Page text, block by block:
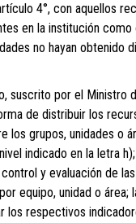
4°, con aquellos
en la institución como
no hayan obtenido
suscrito por el Ministro
de distribuir los
los grupos, unidades o
indicado en la letra
y evaluación de
equipo, unidad o área;
los respectivos